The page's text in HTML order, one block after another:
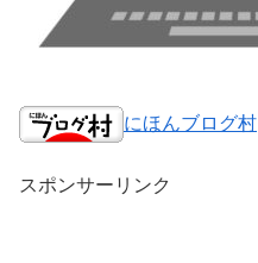
にほんブログ村
スポンサーリンク